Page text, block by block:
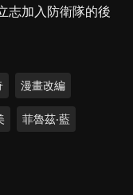
志加入防衛隊的後
漫畫改編
菲魯茲‧藍